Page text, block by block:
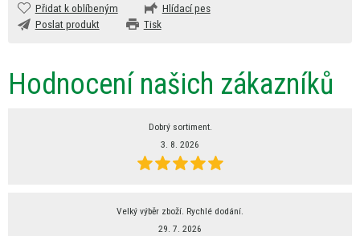
Přidat k oblíbeným
Hlídací pes
Poslat produkt
Tisk
Hodnocení našich zákazníků
Dobrý sortiment.
3. 8. 2026
Velký výběr zboží. Rychlé dodání.
29. 7. 2026